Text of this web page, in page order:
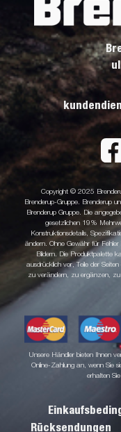
Copyright © 2025
Brenderup-Gruppe. Brenderup
Brenderup Gruppe. Die
gesetzlichen 19%
Konstruktionsdetails,
ändern. Ohne Gewähr für Fehler
Bildern. Die Produktpalette
ausdrücklich vor, Teile der
zu verändern, zu ergänzen, zu
Unsere Händler bieten Ihnen
Online-Zahlung an, wenn Sie
erhalten
Rücksendungen